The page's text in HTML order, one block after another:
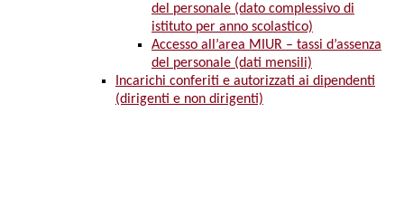
del personale (dato complessivo di
istituto per anno scolastico)
Accesso all’area MIUR – tassi d’assenza
del personale (dati mensili)
Incarichi conferiti e autorizzati ai dipendenti
(dirigenti e non dirigenti)